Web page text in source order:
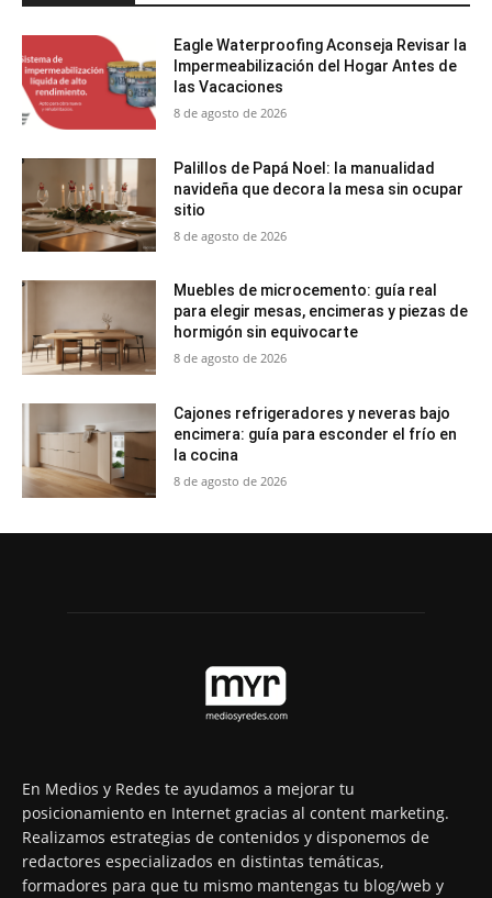
Eagle Waterproofing Aconseja Revisar la
Impermeabilización del Hogar Antes de
las Vacaciones
8 de agosto de 2026
Palillos de Papá Noel: la manualidad
navideña que decora la mesa sin ocupar
sitio
8 de agosto de 2026
Muebles de microcemento: guía real
para elegir mesas, encimeras y piezas de
hormigón sin equivocarte
8 de agosto de 2026
Cajones refrigeradores y neveras bajo
encimera: guía para esconder el frío en
la cocina
8 de agosto de 2026
En Medios y Redes te ayudamos a mejorar tu
posicionamiento en Internet gracias al content marketing.
Realizamos estrategias de contenidos y disponemos de
redactores especializados en distintas temáticas,
formadores para que tu mismo mantengas tu blog/web y